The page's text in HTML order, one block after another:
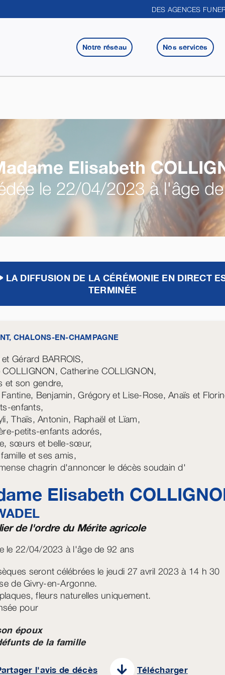
DES AGENCES
Notre réseau Nos services
Elisabeth
le 22/04/2023 à l'âge
LA DIFFUSION DE LA CÉRÉMONIE EN DIRECT
TERMINÉE
CHALONS-EN-CHAMPAGNE
Gérard BARROIS,
COLLIGNON, Catherine COLLIGNON,
et son gendre,
Benjamin, Grégory et Lise-Rose, Anaïs et
enfants,
Thaïs, Antonin, Raphaël et Lïam,
petits-enfants adorés,
sœurs et belle-sœur,
et ses amis,
chagrin d'annoncer le décès soudain d'
Elisabeth
de l'ordre du Mérite agricole
le 22/04/2023 à l'âge de 92 ans
seront célébrées le jeudi 27 avril 2023 à 14 h 30
de Givry-en-Argonne.
fleurs naturelles uniquement.
pour
époux
de la famille
l'avis de décès Télécharger